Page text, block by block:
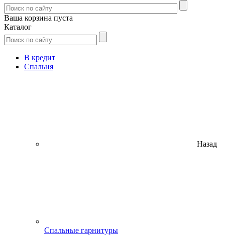
Ваша корзина пуста
Каталог
В кредит
Спальня
Назад
Спальные гарнитуры